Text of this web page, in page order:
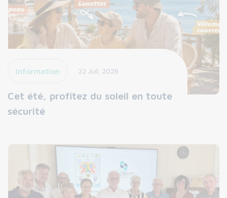
Information 22 Juil. 2026
Cet été, profitez du soleil en toute
sécurité